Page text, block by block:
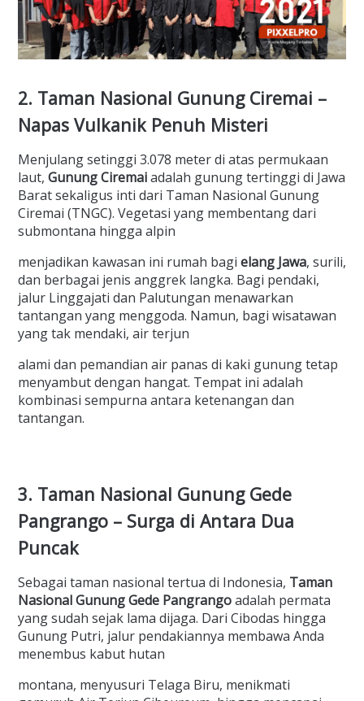
2. Taman Nasional Gunung Ciremai –
Napas Vulkanik Penuh Misteri
Menjulang setinggi 3.078 meter di atas permukaan
laut, Gunung Ciremaiadalah gunung tertinggi di Jawa
Barat sekaligus inti dari Taman Nasional Gunung
Ciremai (TNGC). Vegetasi yang membentang dari
submontana hingga alpin
menjadikan kawasan ini rumah bagi elang Jawa, surili,
dan berbagai jenis anggrek langka. Bagi pendaki,
jalur Linggajati dan Palutungan menawarkan
tantangan yang menggoda. Namun, bagi wisatawan
yang tak mendaki, air terjun
alami dan pemandian air panas di kaki gunung tetap
menyambut dengan hangat. Tempat ini adalah
kombinasi sempurna antara ketenangan dan
tantangan.
3. Taman Nasional Gunung Gede
Pangrango – Surga di Antara Dua
Puncak
Sebagai taman nasional tertua di Indonesia, Taman
Nasional Gunung Gede Pangrangoadalah permata
yang sudah sejak lama dijaga. Dari Cibodas hingga
Gunung Putri, jalur pendakiannya membawa Anda
menembus kabut hutan
montana, menyusuri Telaga Biru, menikmati